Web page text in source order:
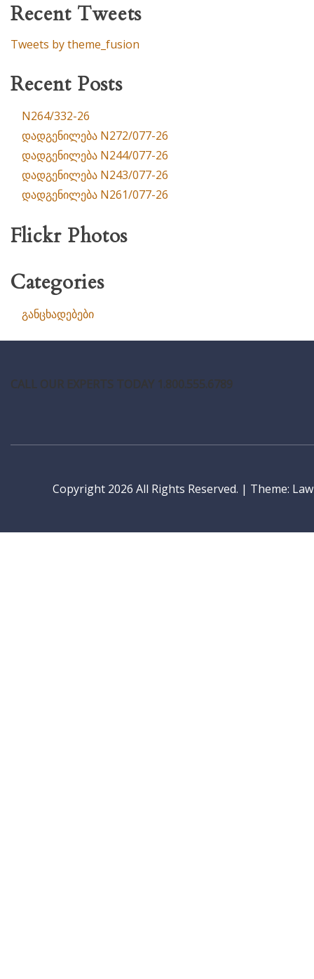
Recent Tweets
Tweets by theme_fusion
Recent Posts
N264/332-26
დადგენილება N272/077-26
დადგენილება N244/077-26
დადგენილება N243/077-26
დადგენილება N261/077-26
Flickr Photos
Categories
განცხადებები
CALL OUR EXPERTS TODAY 1.800.555.6789
Copyright 2026 All Rights Reserved. | Theme: